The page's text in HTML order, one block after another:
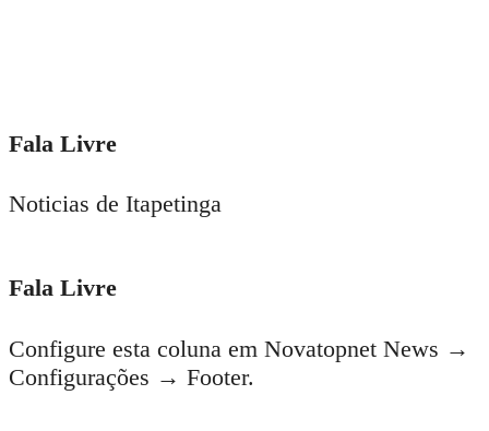
Fala Livre
Noticias de Itapetinga
Fala Livre
Configure esta coluna em Novatopnet News →
Configurações → Footer.